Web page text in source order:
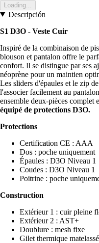
Loading...
Descripción
S1 D3O - Veste Cuir
Inspiré de la combinaison de
blouson et pantalon offre le
confort. Il se distingue par ses
néoprène pour un maintien
Les sliders d'épaules et le zip
l'associer facilement au
ensemble deux-pièces complet
équipé de protections D3O.
Protections
Certification CE : AAA
Dos : poche uniquement
Épaules : D3O Niveau 1
Coudes : D3O Niveau 1
Poitrine : poche
Construction
Extérieur 1 : cuir pleine
Extérieur 2 : AST+
Doublure : mesh fixe
Gilet thermique